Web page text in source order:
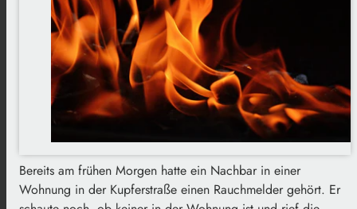
Bereits am frühen Morgen hatte ein Nachbar in einer
Wohnung in der Kupferstraße einen Rauchmelder gehört. Er